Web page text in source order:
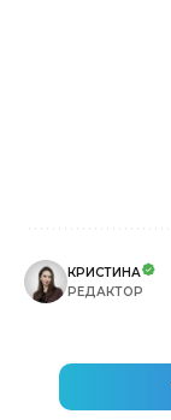
КРИСТИНА
РЕДАКТОР